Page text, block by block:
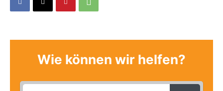
Wie können wir helfen?